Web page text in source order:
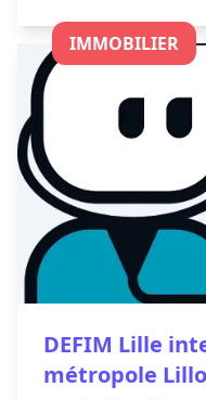
IMMOBILIER
DEFIM Lille
métropole